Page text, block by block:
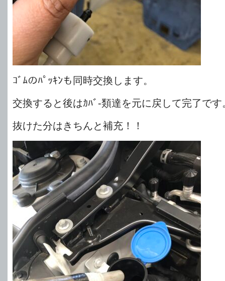
ｺﾞﾑのﾊﾟｯｷﾝも同時交換します。
交換すると後はｶﾊﾞ-類達を元に戻して完了です
抜けた分はきちんと補充！！